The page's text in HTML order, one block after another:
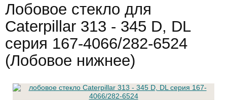
Лобовое стекло для
Caterpillar 313 - 345 D, DL
серия 167-4066/282-6524
(Лобовое нижнее)